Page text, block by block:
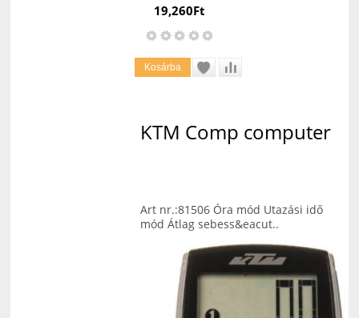
19,260Ft
KTM Comp computer
Art nr.:81506 Óra mód Utazási idő
mód Átlag sebess&eacut..